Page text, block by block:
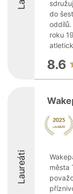
do
oddílů.
roku
8.6
Laureáti
města